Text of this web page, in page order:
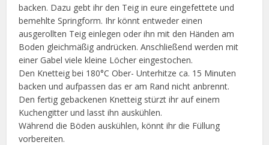
backen. Dazu gebt ihr den Teig in eure eingefettete und
bemehlte Springform. Ihr könnt entweder einen
ausgerollten Teig einlegen oder ihn mit den Händen am
Boden gleichmäßig andrücken. Anschließend werden mit
einer Gabel viele kleine Löcher eingestochen.
Den Knetteig bei 180°C Ober- Unterhitze ca. 15 Minuten
backen und aufpassen das er am Rand nicht anbrennt.
Den fertig gebackenen Knetteig stürzt ihr auf einem
Kuchengitter und lasst ihn auskühlen.
Während die Böden auskühlen, könnt ihr die Füllung
vorbereiten.